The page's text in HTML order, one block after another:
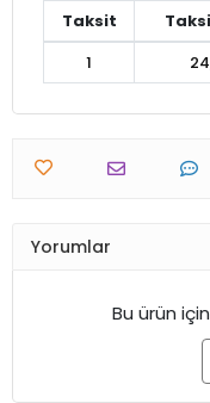
Taksit
1
Yorumlar
Bu ürün